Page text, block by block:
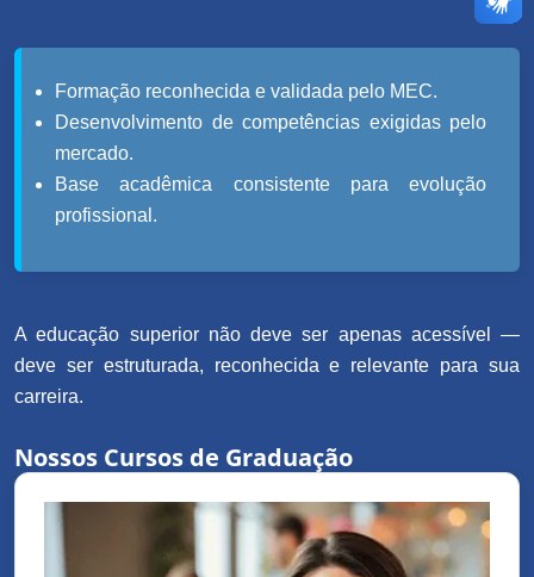
Formação reconhecida e validada pelo MEC.
Desenvolvimento de competências exigidas pelo
mercado.
Base acadêmica consistente para evolução
profissional.
A educação superior não deve ser apenas acessível —
deve ser estruturada, reconhecida e relevante para sua
carreira.
Nossos Cursos de Graduação